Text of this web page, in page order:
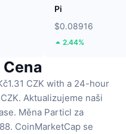
Pi
$0.08916
2.44%
CZK with a 24-hour
Aktualizujeme naši
Měna Particl za
CoinMarketCap se